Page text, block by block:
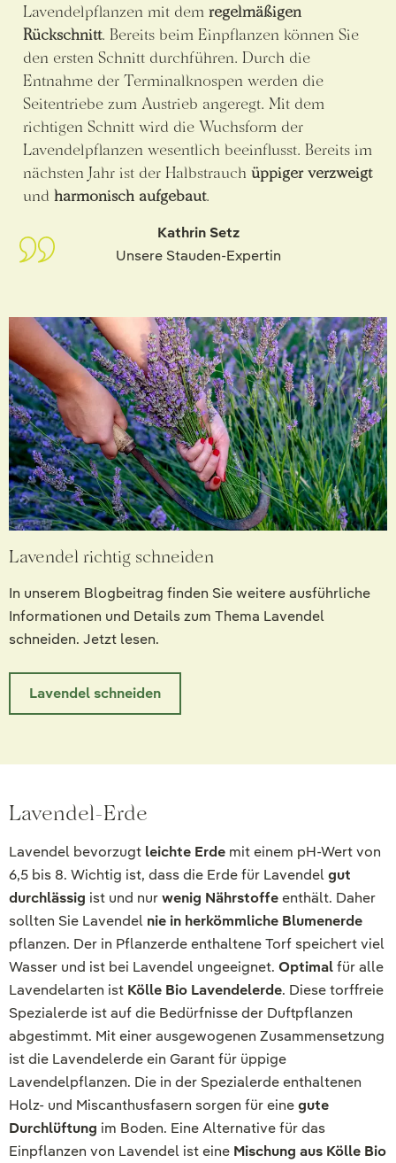
Lavendelpflanzen mit dem regelmäßigen
Rückschnitt. Bereits beim Einpflanzen können Sie
den ersten Schnitt durchführen. Durch die
Entnahme der Terminalknospen werden die
Seitentriebe zum Austrieb angeregt. Mit dem
richtigen Schnitt wird die Wuchsform der
Lavendelpflanzen wesentlich beeinflusst. Bereits im
nächsten Jahr ist der Halbstrauch üppiger verzweigt
und harmonisch aufgebaut.
Kathrin Setz
Unsere Stauden-Expertin
Lavendel richtig schneiden
In unserem Blogbeitrag finden Sie weitere ausführliche
Informationen und Details zum Thema Lavendel
schneiden. Jetzt lesen.
Lavendel schneiden
Lavendel-Erde
Lavendel bevorzugt leichte Erde mit einem pH-Wert von
6,5 bis 8. Wichtig ist, dass die Erde für Lavendelgut
durchlässig ist und nurwenig Nährstoffeenthält. Daher
sollten Sie Lavendel nie in herkömmliche Blumenerde
pflanzen. Der in Pflanzerde enthaltene Torf speichert viel
Wasser und ist bei Lavendel ungeeignet. Optimalfür alle
Lavendelarten ist Kölle Bio Lavendelerde. Diese torffreie
Spezialerde ist auf die Bedürfnisse der Duftpflanzen
abgestimmt. Mit einer ausgewogenen Zusammensetzung
ist die Lavendelerde ein Garant für üppige
Lavendelpflanzen. Die in der Spezialerde enthaltenen
Holz- und Miscanthusfasern sorgen für einegute
Durchlüftung im Boden. Eine Alternative für das
Einpflanzen von Lavendel ist eine Mischung aus Kölle Bio